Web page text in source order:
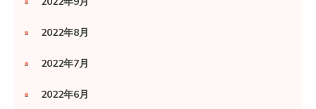
2022年8月
2022年7月
2022年6月